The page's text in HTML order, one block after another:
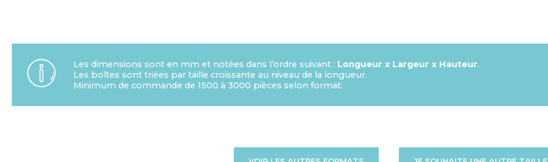
Les dimensions sont en mm et notées dans l’ordre suivant : Longueur x Largeur x Hauteur.
Les boîtes sont triées par taille croissante au niveau de la longueur.
Minimum de commande de 1500 à 3000 pièces selon format.